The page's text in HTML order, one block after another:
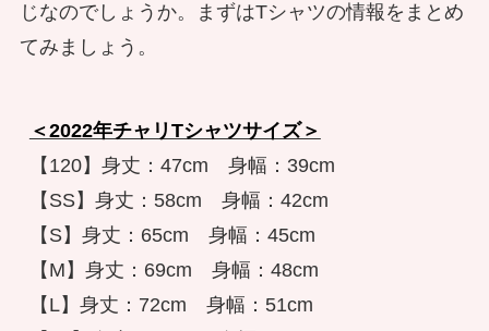
じなのでしょうか。まずはTシャツの情報をまとめ
てみましょう。
＜2022年チャリTシャツサイズ＞
【120】身丈：47cm　身幅：39cm
【SS】身丈：58cm　身幅：42cm
【S】身丈：65cm　身幅：45cm
【M】身丈：69cm　身幅：48cm
【L】身丈：72cm　身幅：51cm